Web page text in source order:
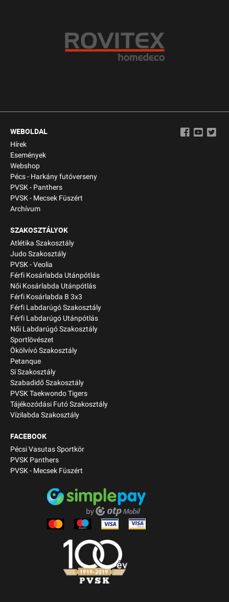
WEBOLDAL
Hírek
Események
Webshop
Pécs - Harkány futóverseny
PVSK - Panthers
PVSK - Mecsek Füszért
Archívum
SZAKOSZTÁLYOK
Atlétika Szakosztály
Judo Szakosztály
PVSK - Veolia
Férfi Kosárlabda Utánpótlás
Női Kosárlabda Utánpótlás
Férfi Kosárlabda B 3x3
Férfi Labdarúgó Szakosztály
Férfi Labdarúgó Utánpótlás
Női Labdarúgó Szakosztály
Sportlövészet
Ökölvívó Szakosztály
Petanque
Sí Szakosztály
Szabadidő Szakosztály
PVSK Taekwondo Tigers
Tájékozódási Futó Szakosztály
Vízilabda Szakosztály
FACEBOOK
Pécsi Vasutas Sportkör
PVSK Panthers
PVSK - Mecsek Füszért